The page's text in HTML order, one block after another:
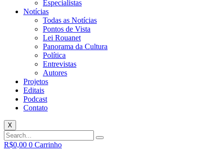
Especialistas
Notícias
Todas as Notícias
Pontos de Vista
Lei Rouanet
Panorama da Cultura
Política
Entrevistas
Autores
Projetos
Editais
Podcast
Contato
X
R$0,00 0 Carrinho